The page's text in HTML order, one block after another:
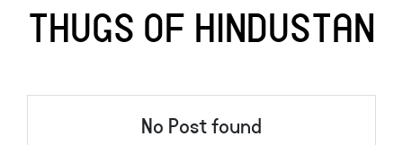
THUGS OF HINDUSTAN
No Post found